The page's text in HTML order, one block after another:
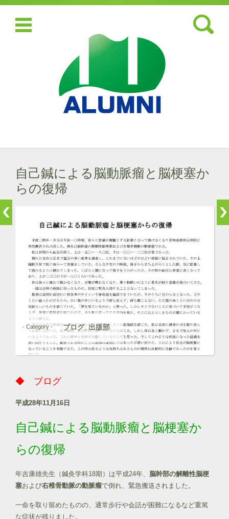
検索:
コンテンツに移動
自己鍼による脳動脈瘤と脳梗塞か
らの復帰
- Category - ブログ,出版部
◆ ブログ
平成28年11月16日
自己鍼による脳動脈瘤と脳梗塞か
らの復帰
年吉康雄先生（鍼灸学科18期）は平成24年、 脳幹部の解離性脳梗
塞および右椎骨動脈の動脈瘤で倒れ、緊急搬送されました。
一命を取り留めたものの、通常歩行や会話が困難になるなど重篤
な症状が残りました。